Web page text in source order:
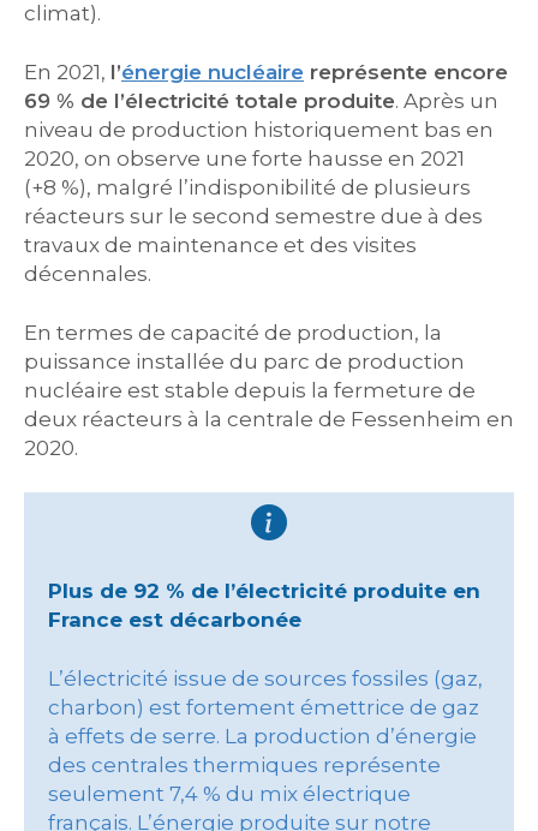
climat).
En 2021, l’énergie nucléaire représente encore
69 % de l’électricité totale produite. Après un
niveau de production historiquement bas en
2020, on observe une forte hausse en 2021
(+8 %), malgré l’indisponibilité de plusieurs
réacteurs sur le second semestre due à des
travaux de maintenance et des visites
décennales.
En termes de capacité de production, la
puissance installée du parc de production
nucléaire est stable depuis la fermeture de
deux réacteurs à la centrale de Fessenheim en
2020.
Plus de 92 % de l’électricité produite en
France est décarbonée
L’électricité issue de sources fossiles (gaz,
charbon) est fortement émettrice de gaz
à effets de serre. La production d’énergie
des centrales thermiques représente
seulement 7,4 % du mix électrique
français. L’énergie produite sur notre